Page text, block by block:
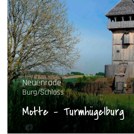
Neuenrade
Burg/Schloss
Motte - Turmhügelburg